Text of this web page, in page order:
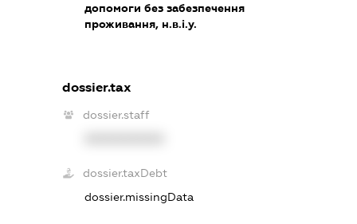
допомоги без забезпечення
проживання, н.в.і.у.
dossier.tax
dossier.staff
dossier.taxDebt
dossier.missingData